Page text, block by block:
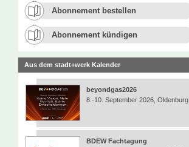
Abonnement bestellen
Abonnement kündigen
Aus dem stadt+werk Kalender
beyondgas2026
8.-10. September 2026, Oldenburg
BDEW Fachtagung